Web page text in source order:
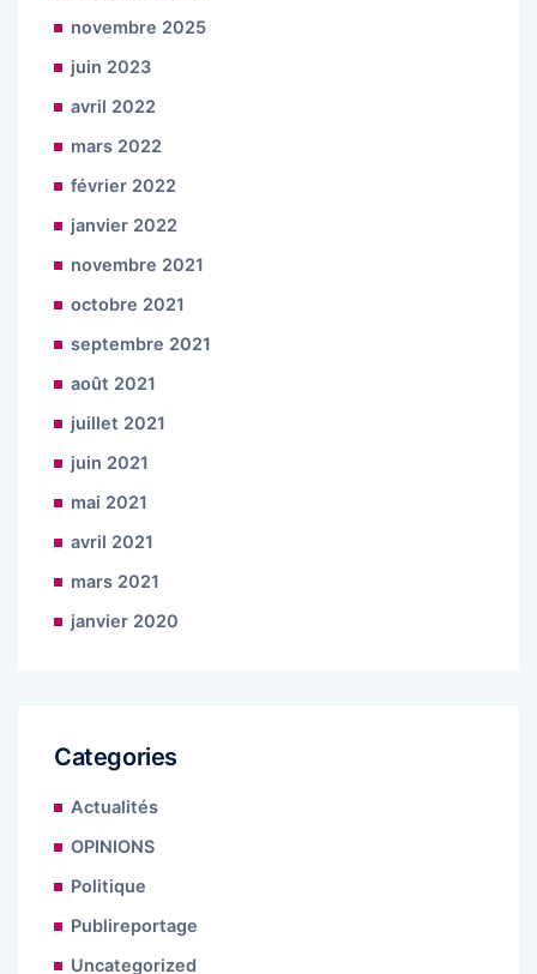
novembre 2025
juin 2023
avril 2022
mars 2022
février 2022
janvier 2022
novembre 2021
octobre 2021
septembre 2021
août 2021
juillet 2021
juin 2021
mai 2021
avril 2021
mars 2021
janvier 2020
Categories
Actualités
OPINIONS
Politique
Publireportage
Uncategorized